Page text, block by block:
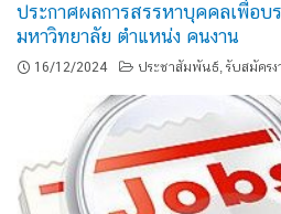
ประกาศผลการสรรหาบุคคลเพื่อบ
มหาวิทยาลัย ตำแหน่ง คนงาน
16/12/2024 ประชาสัมพันธ์, รับสมัครง